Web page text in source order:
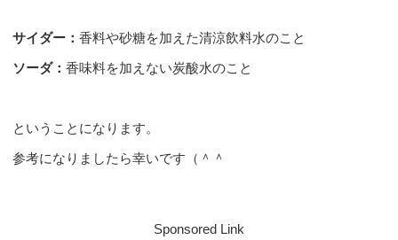
サイダー：香料や砂糖を加えた清涼飲料水のこと
ソーダ：香味料を加えない炭酸水のこと
ということになります。
参考になりましたら幸いです（＾＾
Sponsored Link